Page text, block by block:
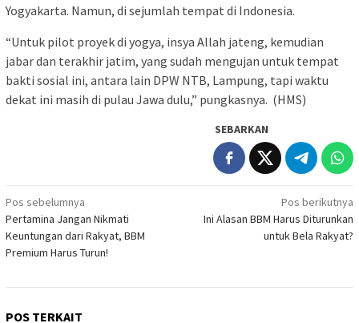
Yogyakarta. Namun, di sejumlah tempat di Indonesia.
“Untuk pilot proyek di yogya, insya Allah jateng, kemudian
jabar dan terakhir jatim, yang sudah mengujan untuk tempat
bakti sosial ini, antara lain DPW NTB, Lampung, tapi waktu
dekat ini masih di pulau Jawa dulu,” pungkasnya. (HMS)
SEBARKAN
Navigasi
pos
Pos sebelumnya
Pertamina Jangan Nikmati
Keuntungan dari Rakyat, BBM
Premium Harus Turun!
Pos berikutnya
Ini Alasan BBM Harus Diturunkan
untuk Bela Rakyat?
POS TERKAIT